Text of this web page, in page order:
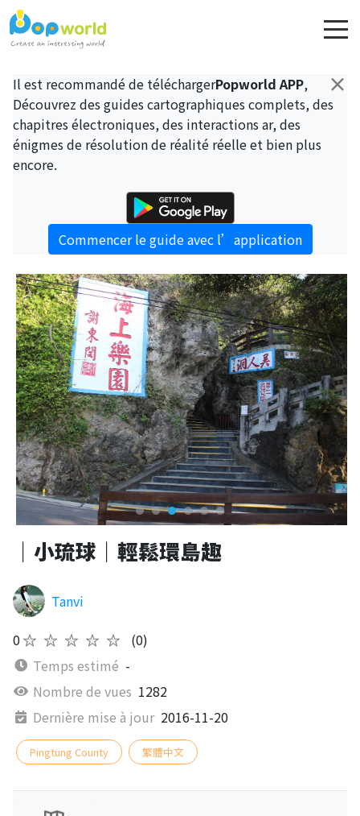
×
Il est recommandé de téléchargerPopworld APP,
Découvrez des guides cartographiques complets, des
chapitres électroniques, des interactions ar, des
énigmes de résolution de réalité réelle et bien plus
encore.
Commencer le guide avec l’application
｜小琉球｜輕鬆環島趣
Tanvi
0★★★★★
(0)
Temps estimé -
Nombre de vues 1282
Dernière mise à jour 2016-11-20
Pingtung County 繁體中文